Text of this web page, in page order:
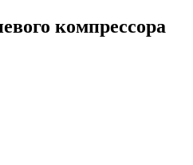
компрессора